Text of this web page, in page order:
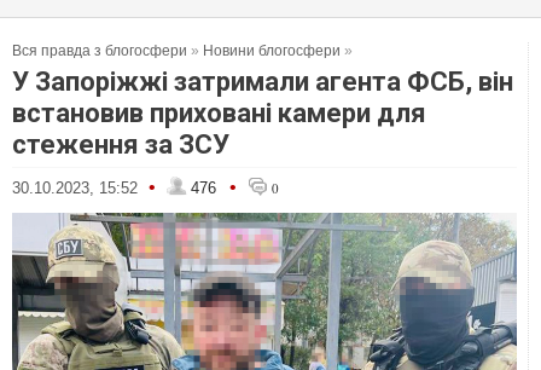
Вся правда з блогосфери » Новини блогосфери »
У Запоріжжі затримали агента ФСБ, він
встановив приховані камери для
стеження за ЗСУ
30.10.2023, 15:52 • 476 • 0